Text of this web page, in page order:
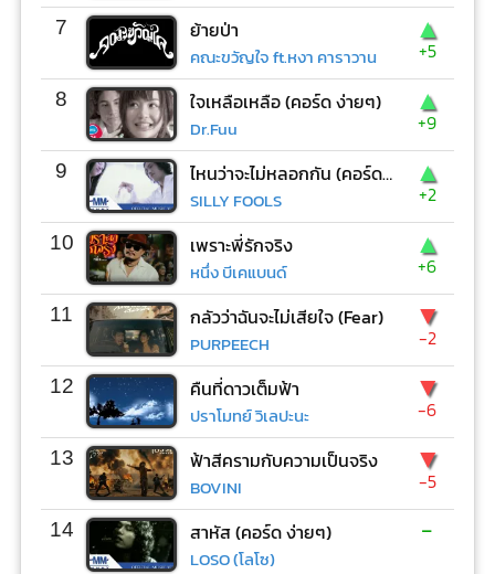
7 ย้ายป่า
คณะขวัญใจ ft.หงา คาราวาน
▲
+5
8 ใจเหลือเหลือ (คอร์ด ง่ายๆ)
Dr.Fuu
▲
+9
9 ไหนว่าจะไม่หลอกกัน (คอร์ด ง่ายๆ)
SILLY FOOLS
▲
+2
10 เพราะพี่รักจริง
หนึ่ง บีเคแบนด์
▲
+6
11 กลัวว่าฉันจะไม่เสียใจ (Fear)
PURPEECH
▼
-2
12 คืนที่ดาวเต็มฟ้า
ปราโมทย์ วิเลปะนะ
▼
-6
13 ฟ้าสีครามกับความเป็นจริง
BOVINI
▼
-5
14 สาหัส (คอร์ด ง่ายๆ)
LOSO (โลโซ)
-